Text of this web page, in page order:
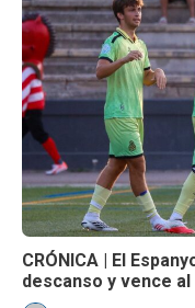
CRÓNICA | El
descanso y vence